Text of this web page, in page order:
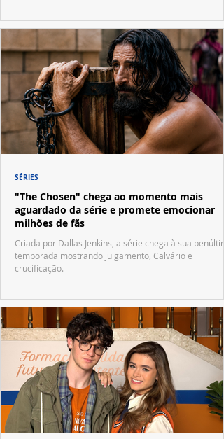
"The Chosen" chega ao momento mais
aguardado da série e promete emocionar
milhões de fãs
Criada por Dallas Jenkins, a série chega à sua
temporada mostrando julgamento, Calvário e
crucificação.
SÉRIES